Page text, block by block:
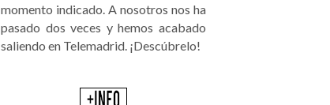
momento indicado. A nosotros nos ha
pasado dos veces y hemos acabado
saliendo en Telemadrid. ¡Descúbrelo!